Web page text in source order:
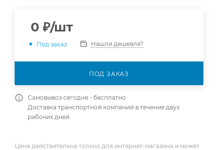
0 ₽/шт
Под заказ Нашли дешевле?
ПОД ЗАКАЗ
Самовывоз сегодня - бесплатно
Доставка транспортной компаний в течение двух
рабочих дней
Цена действительна только для интернет-магазина и может